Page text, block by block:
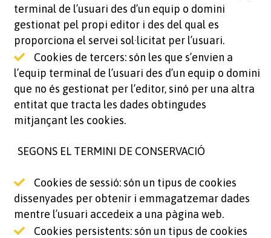
terminal de l’usuari des d’un equip o domini
gestionat pel propi editor i des del qual es
proporciona el servei sol·licitat per l’usuari.
Cookies de tercers: són les que s’envien a
l’equip terminal de l’usuari des d’un equip o domini
que no és gestionat per l’editor, sinó per una altra
entitat que tracta les dades obtingudes
mitjançant les cookies.
SEGONS EL TERMINI DE CONSERVACIÓ
Cookies de sessió: són un tipus de cookies
dissenyades per obtenir i emmagatzemar dades
mentre l’usuari accedeix a una pàgina web.
Cookies persistents: són un tipus de cookies